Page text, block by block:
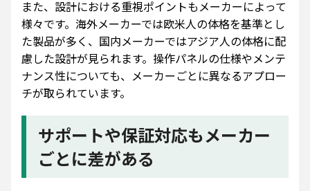
また、設計における重視ポイントもメーカーによって
様々です。海外メーカーでは欧米人の体格を基準とし
た製品が多く、国内メーカーではアジア人の体格に配
慮した設計が見られます。操作パネルの仕様やメンテ
ナンス性についても、メーカーごとに異なるアプロー
チが取られています。
サポートや保証対応もメーカー
ごとに差がある